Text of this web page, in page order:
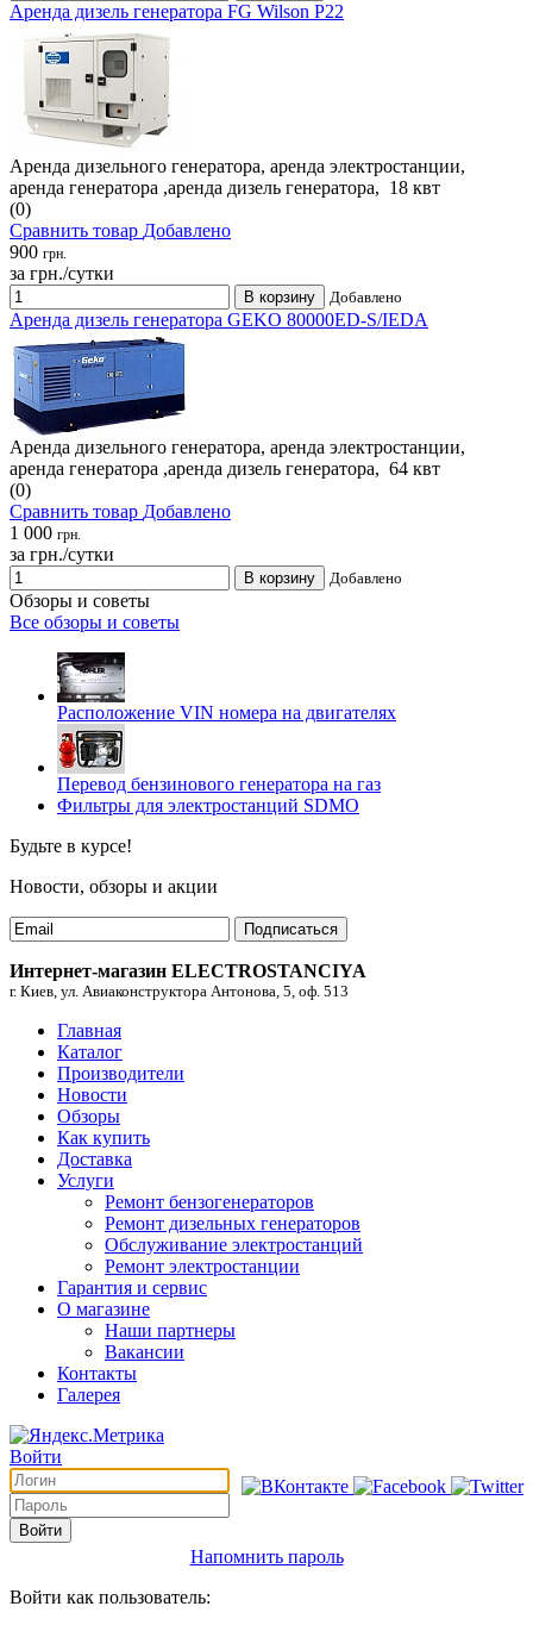
Аренда дизель генератора FG Wilson P22
Аренда дизельного генератора, аренда электростанции,
аренда генератора ,аренда дизель генератора, 18 квт
(0)
Сравнить товар Добавлено
900 грн.
за грн./сутки
В корзину Добавлено
Аренда дизель генератора GEKO 80000ED-S/IEDA
Аренда дизельного генератора, аренда электростанции,
аренда генератора ,аренда дизель генератора, 64 квт
(0)
Сравнить товар Добавлено
1 000 грн.
за грн./сутки
В корзину Добавлено
Обзоры и советы
Все обзоры и советы
Расположение VIN номера на двигателях
Перевод бензинового генератора на газ
Фильтры для электростанций SDMO
Будьте в курсе!
Новости, обзоры и акции
Подписаться
Интернет-магазин ELECTROSTANCIYA
г. Киев, ул. Авиаконструктора Антонова, 5, оф. 513
Главная
Каталог
Производители
Новости
Обзоры
Как купить
Доставка
Услуги
Ремонт бензогенераторов
Ремонт дизельных генераторов
Обслуживание электростанций
Ремонт электростанции
Гарантия и сервис
О магазине
Наши партнеры
Вакансии
Контакты
Галерея
Войти
Войти
Напомнить пароль
Войти как пользователь: